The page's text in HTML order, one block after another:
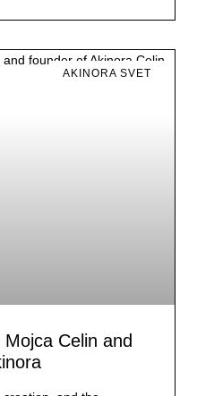
AKINORA SVET
Celin and